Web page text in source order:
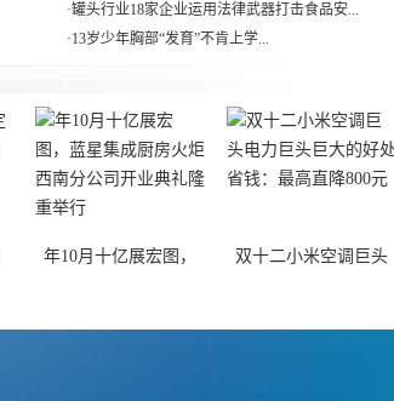
·罐头行业18家企业运用法律武器打击食品安...
·13岁少年胸部“发育”不肯上学...
年10月十亿展宏图， 双十二小米空调巨头